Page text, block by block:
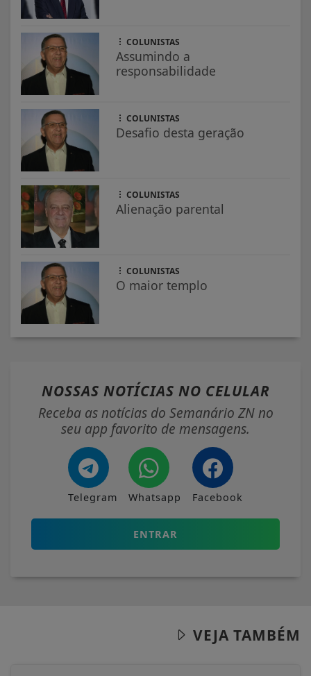
COLUNISTAS
Assumindo a
responsabilidade
COLUNISTAS
Desafio desta geração
COLUNISTAS
Alienação parental
COLUNISTAS
O maior templo
NOSSAS NOTÍCIAS NO CELULAR
Receba as notícias do Semanário ZN no
seu app favorito de mensagens.
Telegram Whatsapp Facebook
ENTRAR
VEJA TAMBÉM